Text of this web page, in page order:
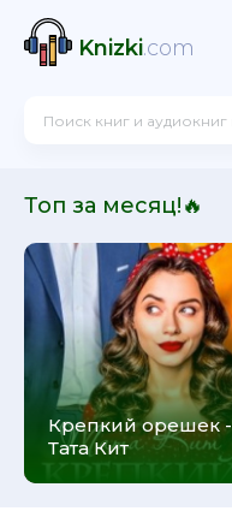
Knizki.com
Топ за месяц!🔥
Крепкий орешек -
Тата Кит